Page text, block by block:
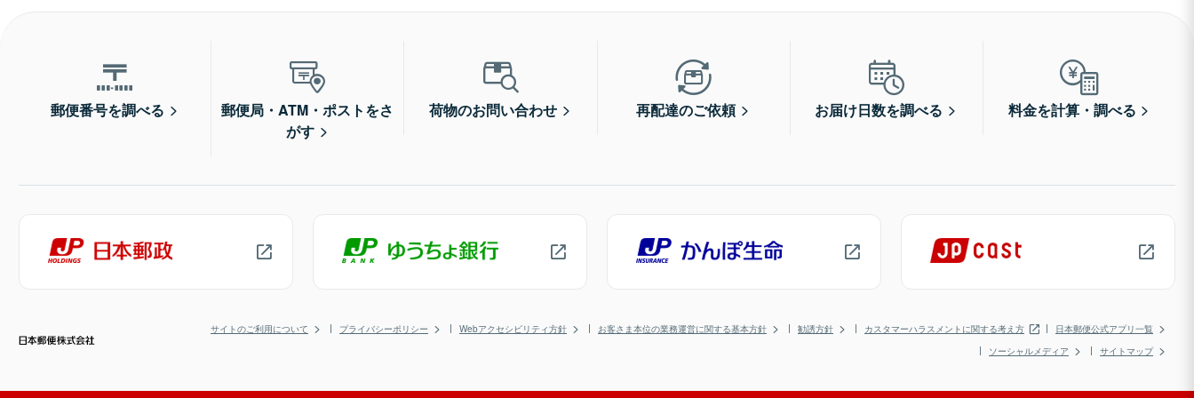
郵便番号を調べる
郵便局・ATM・ポストをさ
がす
荷物のお問い合わせ 再配達のご依頼 お届け日数を調べる 料金を計算・調べる
サイトのご利用について プライバシーポリシー Webアクセシビリティ方針 お客さま本位の業務運営に関する基本方針 勧誘方針 カスタマーハラスメントに関する考え方
日本郵便公式アプリ一覧
ソーシャルメディア
サイトマップ